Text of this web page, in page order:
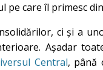
care îl primesc
ci și a
Așadar
Central, până